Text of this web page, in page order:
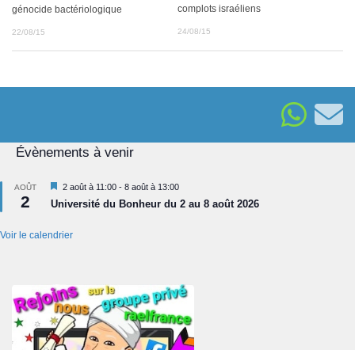
génocide bactériologique
22/08/15
complots israéliens
24/08/15
Évènements à venir
AOÛT
2
Mis
en
avant
2 août à 11:00 - 8 août à 13:00
Université du Bonheur du 2 au 8 août 2026
Voir le calendrier